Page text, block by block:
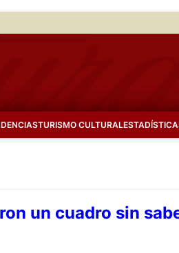
TURISMO CULTURAL
un cuadro sin